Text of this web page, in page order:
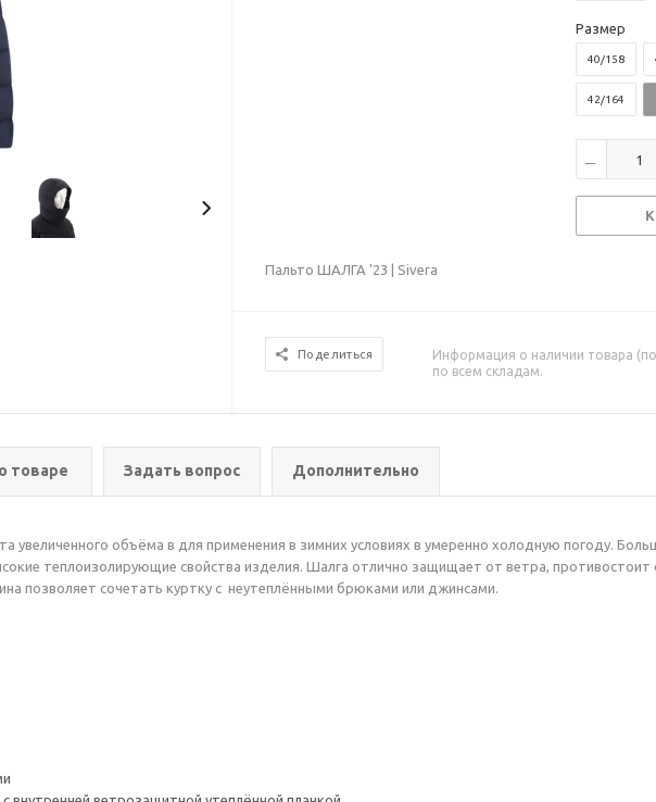
Размер
40/158
42/164
Пальто ШАЛГА '23 | Sivera
Поделиться
Информация о наличии товара
по всем складам.
товаре Задать вопрос Дополнительно
увеличенного объёма в для применения в зимних условиях в умеренно холодную погоду.
теплоизолирующие свойства изделия. Шалга отлично защищает от ветра, противостоит
позволяет сочетать куртку с неутеплёнными брюками или джинсами.